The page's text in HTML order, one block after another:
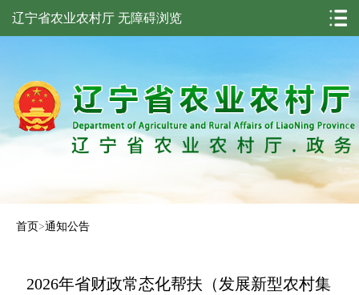
辽宁省农业农村厅 无障碍浏览
首页>通知公告
2026年省财政常态化帮扶（发展新型农村集